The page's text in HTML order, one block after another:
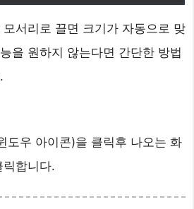
서리로 끌면 크기가 자동으로 맞
을 원하지 않는다면 간단한 방법
도우 아이콘)을 클릭후 나오는 화
릭합니다.